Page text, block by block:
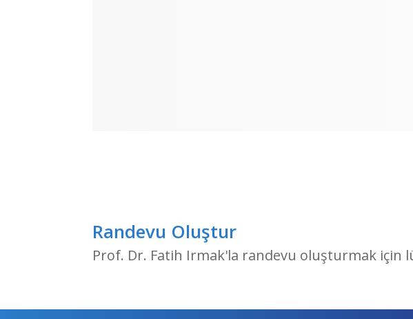
Randevu Oluştur
Prof. Dr. Fatih Irmak'la randevu oluşturmak için